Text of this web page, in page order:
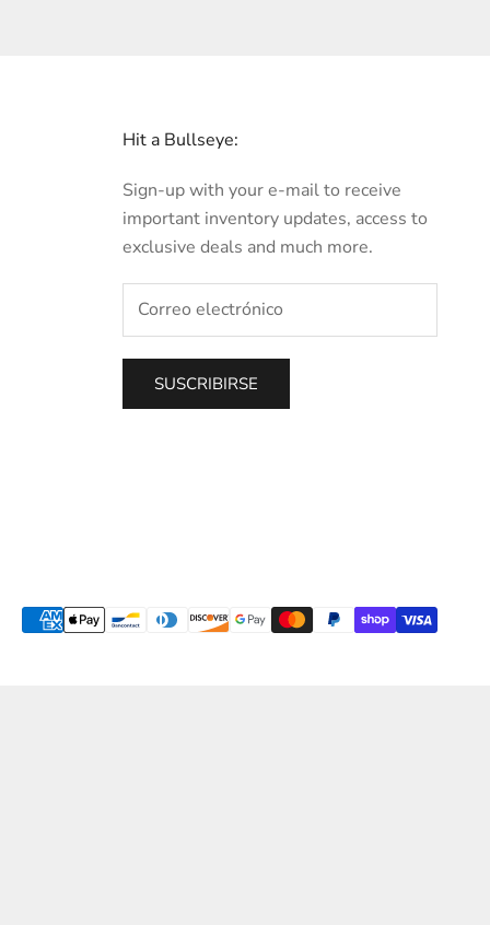
Hit a Bullseye:
Sign-up with your e-mail to receive
important inventory updates, access to
exclusive deals and much more.
SUSCRIBIRSE